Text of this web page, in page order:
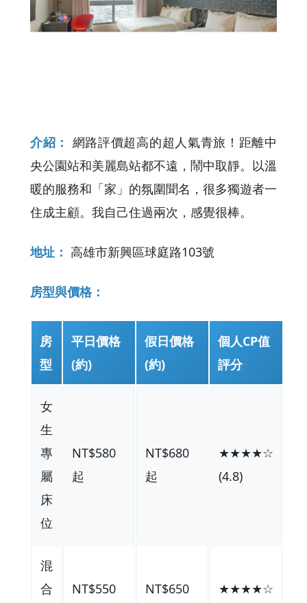
介紹： 網路評價超高的超人氣青旅！距離中
央公園站和美麗島站都不遠，鬧中取靜。以溫
暖的服務和「家」的氛圍聞名，很多獨遊者一
住成主顧。我自己住過兩次，感覺很棒。
地址： 高雄市新興區球庭路103號
房型與價格：
房
型
平日價格
(約)
假日價格
(約)
個人CP值
評分
女
生
專
屬
床
位
NT$580
起
NT$680
起
★★★★☆
(4.8)
混
合
NT$550
NT$650
★★★★☆